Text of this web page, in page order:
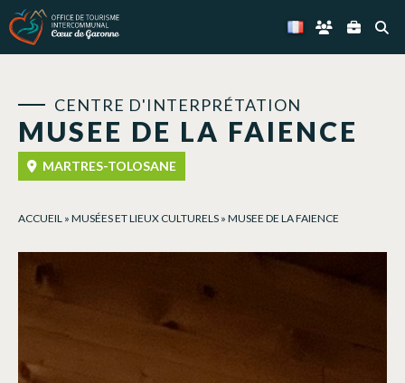
MUSEE DE LA FAIENCE
CENTRE D'INTERPRÉTATION
MARTRES-TOLOSANE
ACCUEIL » MUSÉES ET LIEUX CULTURELS » MUSEE DE LA FAIENCE
Panneau de gestion des cookies